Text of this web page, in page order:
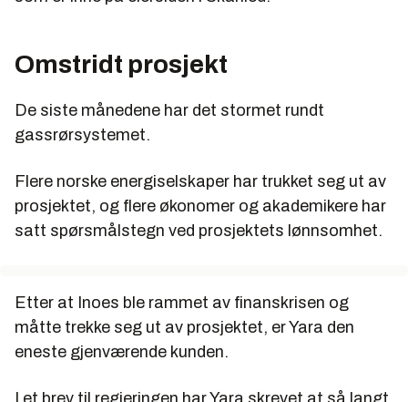
Omstridt prosjekt
De siste månedene har det stormet rundt
gassrørsystemet.
Flere norske energiselskaper har trukket seg ut av
prosjektet, og flere økonomer og akademikere har
satt spørsmålstegn ved prosjektets lønnsomhet.
Etter at Inoes ble rammet av finanskrisen og
måtte trekke seg ut av prosjektet, er Yara den
eneste gjenværende kunden.